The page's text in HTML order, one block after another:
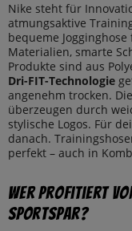
Nike steht für
atmungsaktive
bequeme
Materialien, smarte
Produkte sind aus
Dri-FIT-Technologie
angenehm trocken.
überzeugen durch
stylische Logos. Für
danach.
perfekt – auch in
Wer profitiert
SportSpar?